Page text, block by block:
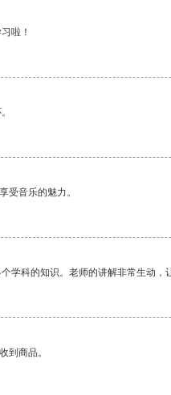
啦！
受音乐的魅力。
学科的知识。老师的讲解非常生动，
到商品。